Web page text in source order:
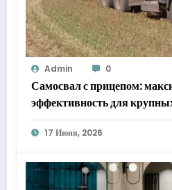
Admin 0
Самосвал с прицепом:
эффективность для
17 Июня, 2026